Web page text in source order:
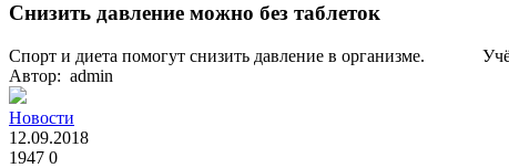
Снизить давление можно без таблеток
Спорт и диета помогут снизить давление в организме.
Автор: admin
Новости
12.09.2018
1947 0